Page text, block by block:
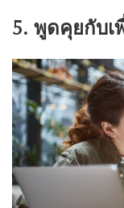
5. พูดคุยกับเ